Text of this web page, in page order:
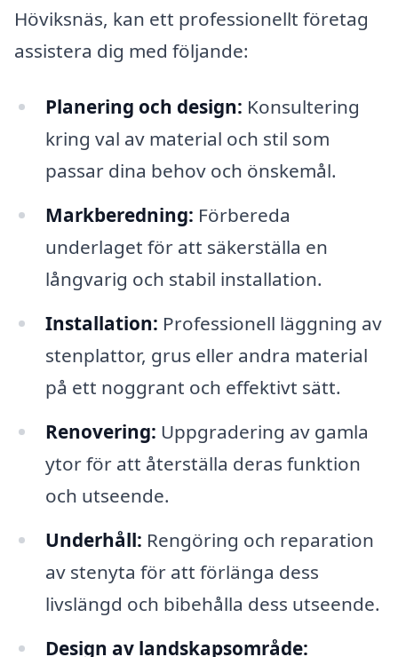
Höviksnäs, kan ett professionellt företag
assistera dig med följande:
Planering och design: Konsultering
kring val av material och stil som
passar dina behov och önskemål.
Markberedning: Förbereda
underlaget för att säkerställa en
långvarig och stabil installation.
Installation: Professionell läggning av
stenplattor, grus eller andra material
på ett noggrant och effektivt sätt.
Renovering: Uppgradering av gamla
ytor för att återställa deras funktion
och utseende.
Underhåll: Rengöring och reparation
av stenyta för att förlänga dess
livslängd och bibehålla dess utseende.
Design av landskapsområde: